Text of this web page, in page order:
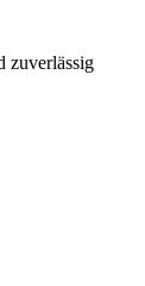
zuverlässig